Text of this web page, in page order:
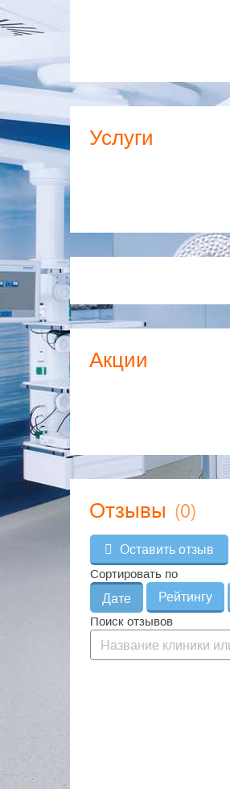
Услуги
Акции
Отзывы (0)
Оставить отзыв
Сортировать по
Дате
Рейтингу
Поиск отзывов